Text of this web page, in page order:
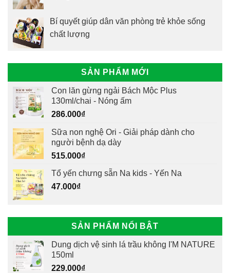
Bí quyết giúp dân văn phòng trẻ khỏe sống
chất lượng
SẢN PHẨM MỚI
Con lăn gừng ngải Bách Mộc Plus
130ml/chai - Nóng ấm
286.000₫
Sữa non nghệ Ori - Giải pháp dành cho
người bệnh dạ dày
515.000₫
Tổ yến chưng sẵn Na kids - Yến Na
47.000₫
SẢN PHẨM NỔI BẬT
Dung dịch vệ sinh lá trầu không I'M NATURE
150ml
229.000₫